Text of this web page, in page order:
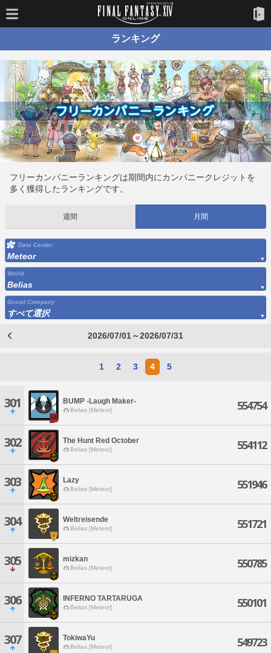
ランキング
フリーカンパニーランキングは期間内にカンパニークレジットを
多く獲得したランキングです。
週間 月間
Data Center
Meteor
World
Belias
Grand Company
すべて選択
2026/07/01～2026/07/31
1 2 3 4 5
301 BUMP -Laugh Maker-
Belias [Meteor] 554754
302 The Hunt Red October
Belias [Meteor] 554112
303 Lazy
Belias [Meteor] 551946
304 Weltreisende
Belias [Meteor] 551721
305 mizkan
Belias [Meteor] 550785
306 INFERNO TARTARUGA
Belias [Meteor] 550101
307 TokiwaYu
Belias [Meteor] 549723